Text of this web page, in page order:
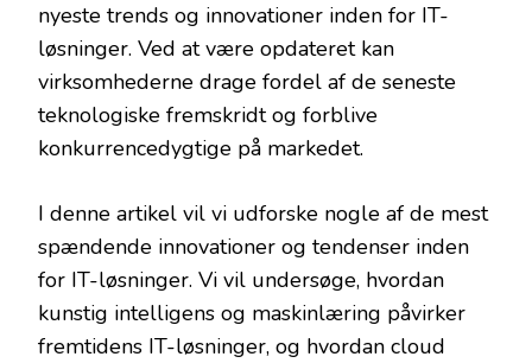
nyeste trends og innovationer inden for IT-
løsninger. Ved at være opdateret kan
virksomhederne drage fordel af de seneste
teknologiske fremskridt og forblive
konkurrencedygtige på markedet.
I denne artikel vil vi udforske nogle af de mest
spændende innovationer og tendenser inden
for IT-løsninger. Vi vil undersøge, hvordan
kunstig intelligens og maskinlæring påvirker
fremtidens IT-løsninger, og hvordan cloud